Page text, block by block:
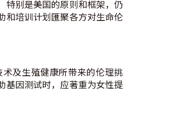
特别是美国的原则和框架，仍
和培训计划匯聚各方对生命伦
术及生殖健康所带来的伦理挑
基因测试时，应著重为女性提